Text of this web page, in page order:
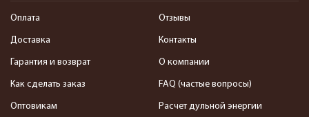
Оплата
Доставка
Гарантия и возврат
Как сделать заказ
Оптовикам
Отзывы
Контакты
О компании
FAQ (частые вопросы)
Расчет дульной энергии